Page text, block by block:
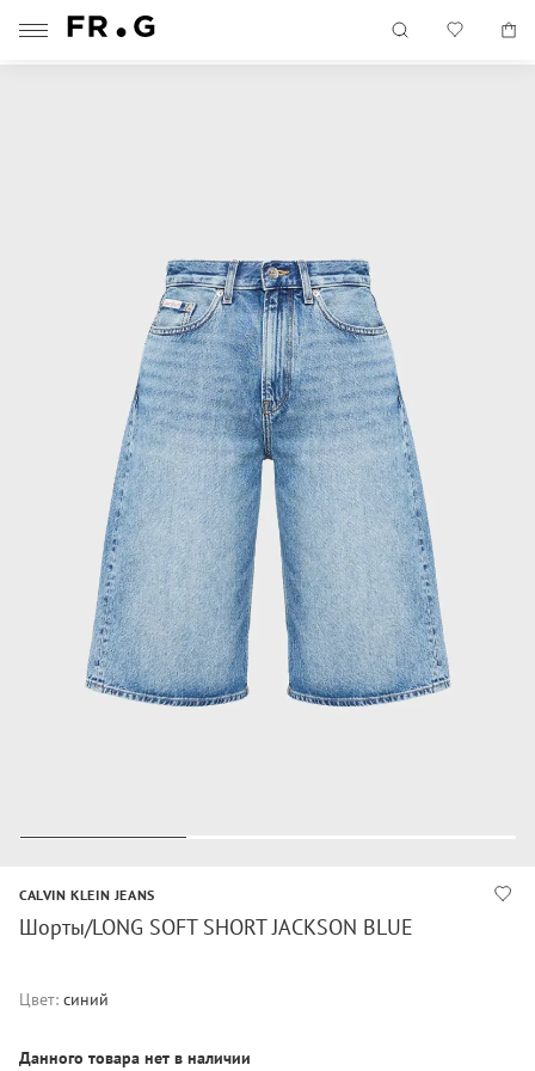
CALVIN KLEIN JEANS
Шорты/LONG SOFT SHORT JACKSON BLUE
Цвет: синий
Данного товара нет в наличии